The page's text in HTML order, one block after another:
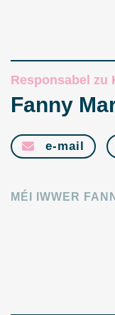
Responsabel zu
Fanny
e-mail
MÉI IWWER